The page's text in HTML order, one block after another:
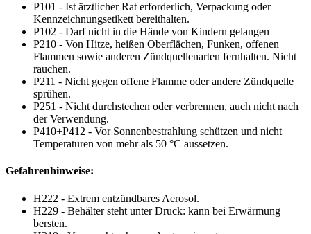
P101 - Ist ärztlicher Rat erforderlich, Verpackung oder
Kennzeichnungsetikett bereithalten.
P102 - Darf nicht in die Hände von Kindern gelangen
P210 - Von Hitze, heißen Oberflächen, Funken, offenen
Flammen sowie anderen Zündquellenarten fernhalten. Nicht
rauchen.
P211 - Nicht gegen offene Flamme oder andere Zündquelle
sprühen.
P251 - Nicht durchstechen oder verbrennen, auch nicht nach
der Verwendung.
P410+P412 - Vor Sonnenbestrahlung schützen und nicht
Temperaturen von mehr als 50 °C aussetzen.
Gefahrenhinweise:
H222 - Extrem entzündbares Aerosol.
H229 - Behälter steht unter Druck: kann bei Erwärmung
bersten.